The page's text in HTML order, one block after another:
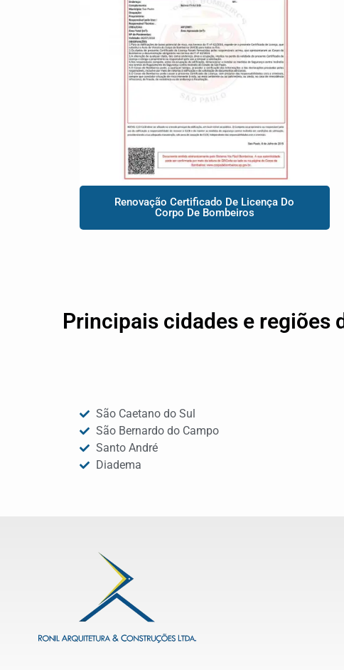
Renovação Certificado De Licença Do
Corpo De Bombeiros
Principais cidades e regiões
São Caetano do Sul
São Bernardo do Campo
Santo André
Diadema